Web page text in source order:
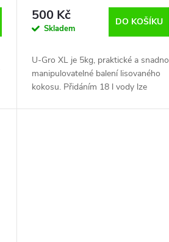
500 Kč
Skladem
DO KOŠÍKU
U-Gro XL je 5kg, praktické a snadno
manipulovatelné balení lisovaného
kokosu. Přidáním 18 l vody lze